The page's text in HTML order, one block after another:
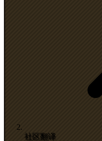
社区翻译